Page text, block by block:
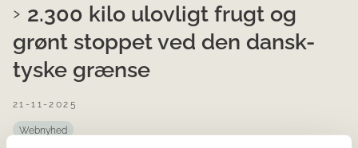
2.300 kilo ulovligt frugt og
grønt stoppet ved den dansk-
tyske grænse
21-11-2025
Webnyhed